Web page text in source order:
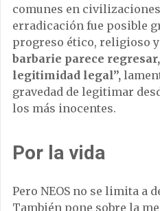
comunes en
erradicación fue posible
progreso ético, religioso
barbarie parece
legitimidad legal”,
gravedad de legitimar
los más inocentes.
Por la vida
Pero NEOS no se limita a
También pone sobre la